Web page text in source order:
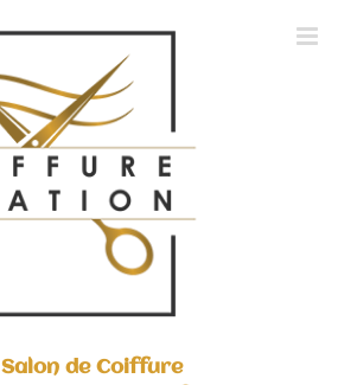
Salon de Coiffure